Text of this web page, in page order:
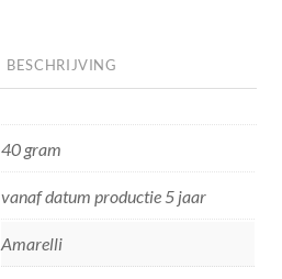
BESCHRIJVING
40 gram
vanaf datum productie 5 jaar
Amarelli